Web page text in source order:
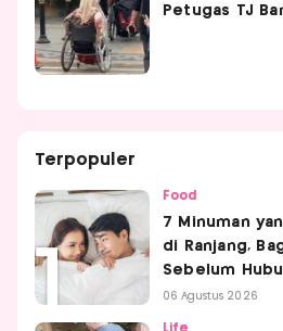
Petugas TJ
Terpopuler
Food
7 Minuman
di Ranjang,
Sebelum
06 Agustus 2026